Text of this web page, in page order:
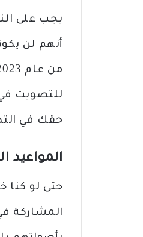
يجب على
أنهم لن
للتصويت
حقك في
المواعيد
المشاركة